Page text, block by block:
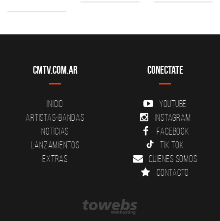
CMTV.com.ar
Inicio
Artistas-Bandas
Noticias
Lanzamientos
Extras
Conectate
YouTube
Instagram
Facebook
Tik Tok
Quienes somos
Contacto